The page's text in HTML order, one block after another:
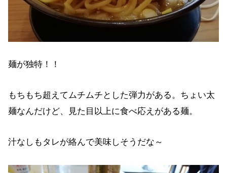
麺が独特！！
もちもち超えてムチムチとした弾力がある。ちょい太
麺なんだけど、見た目以上に食べ応えがある麺。
汁なしもタレが絡んで美味しそうだな～